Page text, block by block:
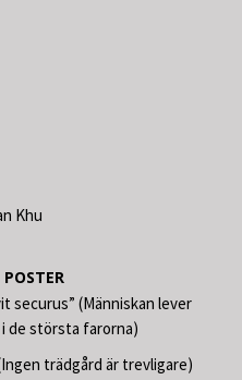
Khu
securus” (Människan lever
de största farorna)
trädgård är trevligare)